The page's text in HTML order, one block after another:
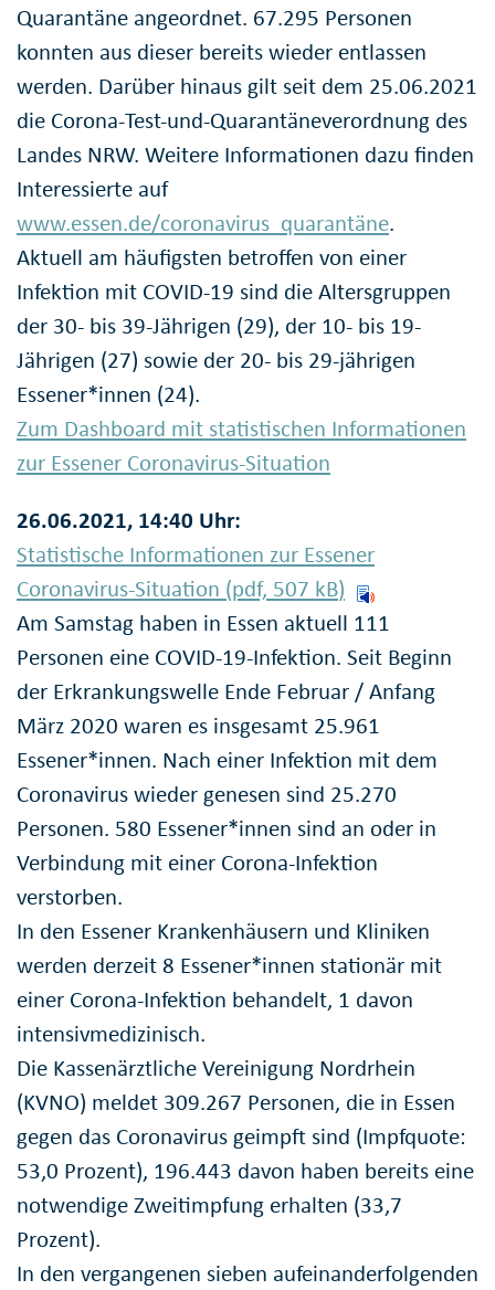
Quarantäne angeordnet. 67.295 Personen
konnten aus dieser bereits wieder entlassen
werden. Darüber hinaus gilt seit dem 25.06.2021
die Corona-Test-und-Quarantäneverordnung des
Landes NRW. Weitere Informationen dazu finden
Interessierte auf
www.essen.de/coronavirus_quarantäne.
Aktuell am häufigsten betroffen von einer
Infektion mit COVID-19 sind die Altersgruppen
der 30- bis 39-Jährigen (29), der 10- bis 19-
Jährigen (27) sowie der 20- bis 29-jährigen
Essener*innen (24).
Zum Dashboard mit statistischen Informationen
zur Essener Coronavirus-Situation
26.06.2021, 14:40 Uhr:
Statistische Informationen zur Essener
Coronavirus-Situation (pdf, 507 kB)
Am Samstag haben in Essen aktuell 111
Personen eine COVID-19-Infektion. Seit Beginn
der Erkrankungswelle Ende Februar / Anfang
März 2020 waren es insgesamt 25.961
Essener*innen. Nach einer Infektion mit dem
Coronavirus wieder genesen sind 25.270
Personen. 580 Essener*innen sind an oder in
Verbindung mit einer Corona-Infektion
verstorben.
In den Essener Krankenhäusern und Kliniken
werden derzeit 8 Essener*innen stationär mit
einer Corona-Infektion behandelt, 1 davon
intensivmedizinisch.
Die Kassenärztliche Vereinigung Nordrhein
(KVNO) meldet 309.267 Personen, die in Essen
gegen das Coronavirus geimpft sind (Impfquote:
53,0 Prozent), 196.443 davon haben bereits eine
notwendige Zweitimpfung erhalten (33,7
Prozent).
In den vergangenen sieben aufeinanderfolgenden